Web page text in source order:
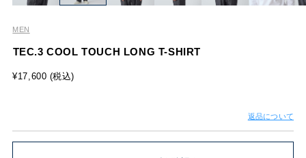
MEN
TEC.3 COOL TOUCH LONG T-SHIRT
¥17,600 (税込)
返品について